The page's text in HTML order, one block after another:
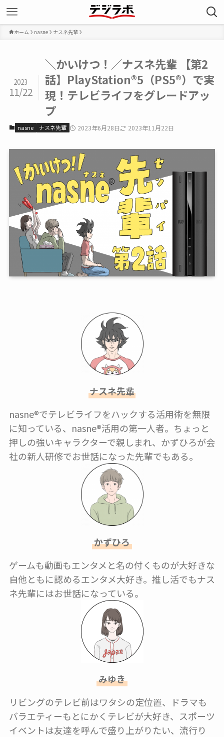
ホーム nasne ナスネ先輩
＼かいけつ！／ナスネ先輩 【第2
話】PlayStation®︎5（PS5®︎）で実
現！テレビライフをグレードアッ
プ
2023
11/22
nasne ナスネ先輩 2023年6月28日 2023年11月22日
ナスネ先輩
nasne®︎でテレビライフをハックする活用術を無限
に知っている、nasne®︎活用の第一人者。ちょっと
押しの強いキャラクターで親しまれ、かずひろが会
社の新人研修でお世話になった先輩でもある。
かずひろ
ゲームも動画もエンタメと名の付くものが大好きな
自他ともに認めるエンタメ大好き。推し活でもナス
ネ先輩にはお世話になっている。
みゆき
リビングのテレビ前はワタシの定位置、ドラマも
バラエティーもとにかくテレビが大好き、スポーツ
イベントは友達を呼んで盛り上がりたい、流行り